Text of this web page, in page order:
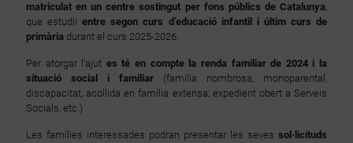
matriculat en un centre sostingut per fons públics de Catalunya,
que estudiïentre segon curs d’educació infantil i últim curs de
primària durant el curs 2025-2026.
Per atorgar l’ajut es té en compte la renda familiar de 2024 i la
situació social i familiar (família nombrosa, monoparental,
discapacitat, acollida en família extensa, expedient obert a Serveis
Socials, etc.)
Les famílies interessades podran presentar les seves sol·licituds